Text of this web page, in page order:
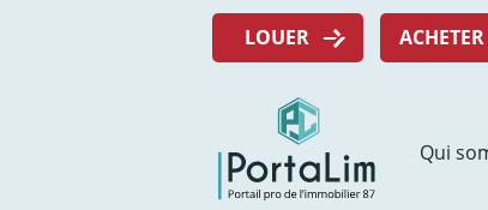
Menu
LOUER ACHETER
Qui